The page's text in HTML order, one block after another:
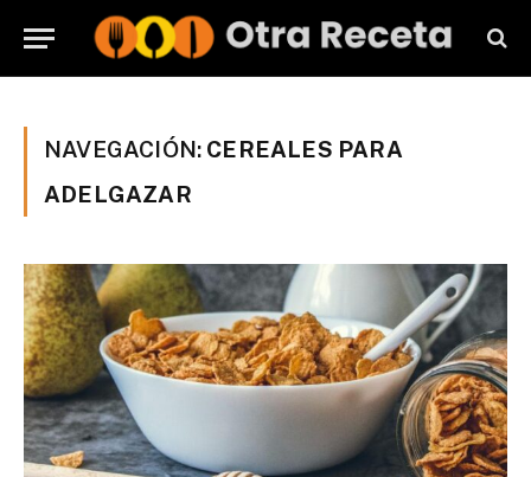
NAVEGACIÓN: CEREALES PARA
ADELGAZAR